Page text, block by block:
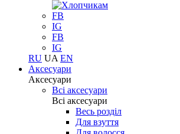
FB
IG
FB
IG
RU UA EN
Аксесуари
Аксесуари
Всі аксесуари
Всі аксесуари
Весь розділ
Для взуття